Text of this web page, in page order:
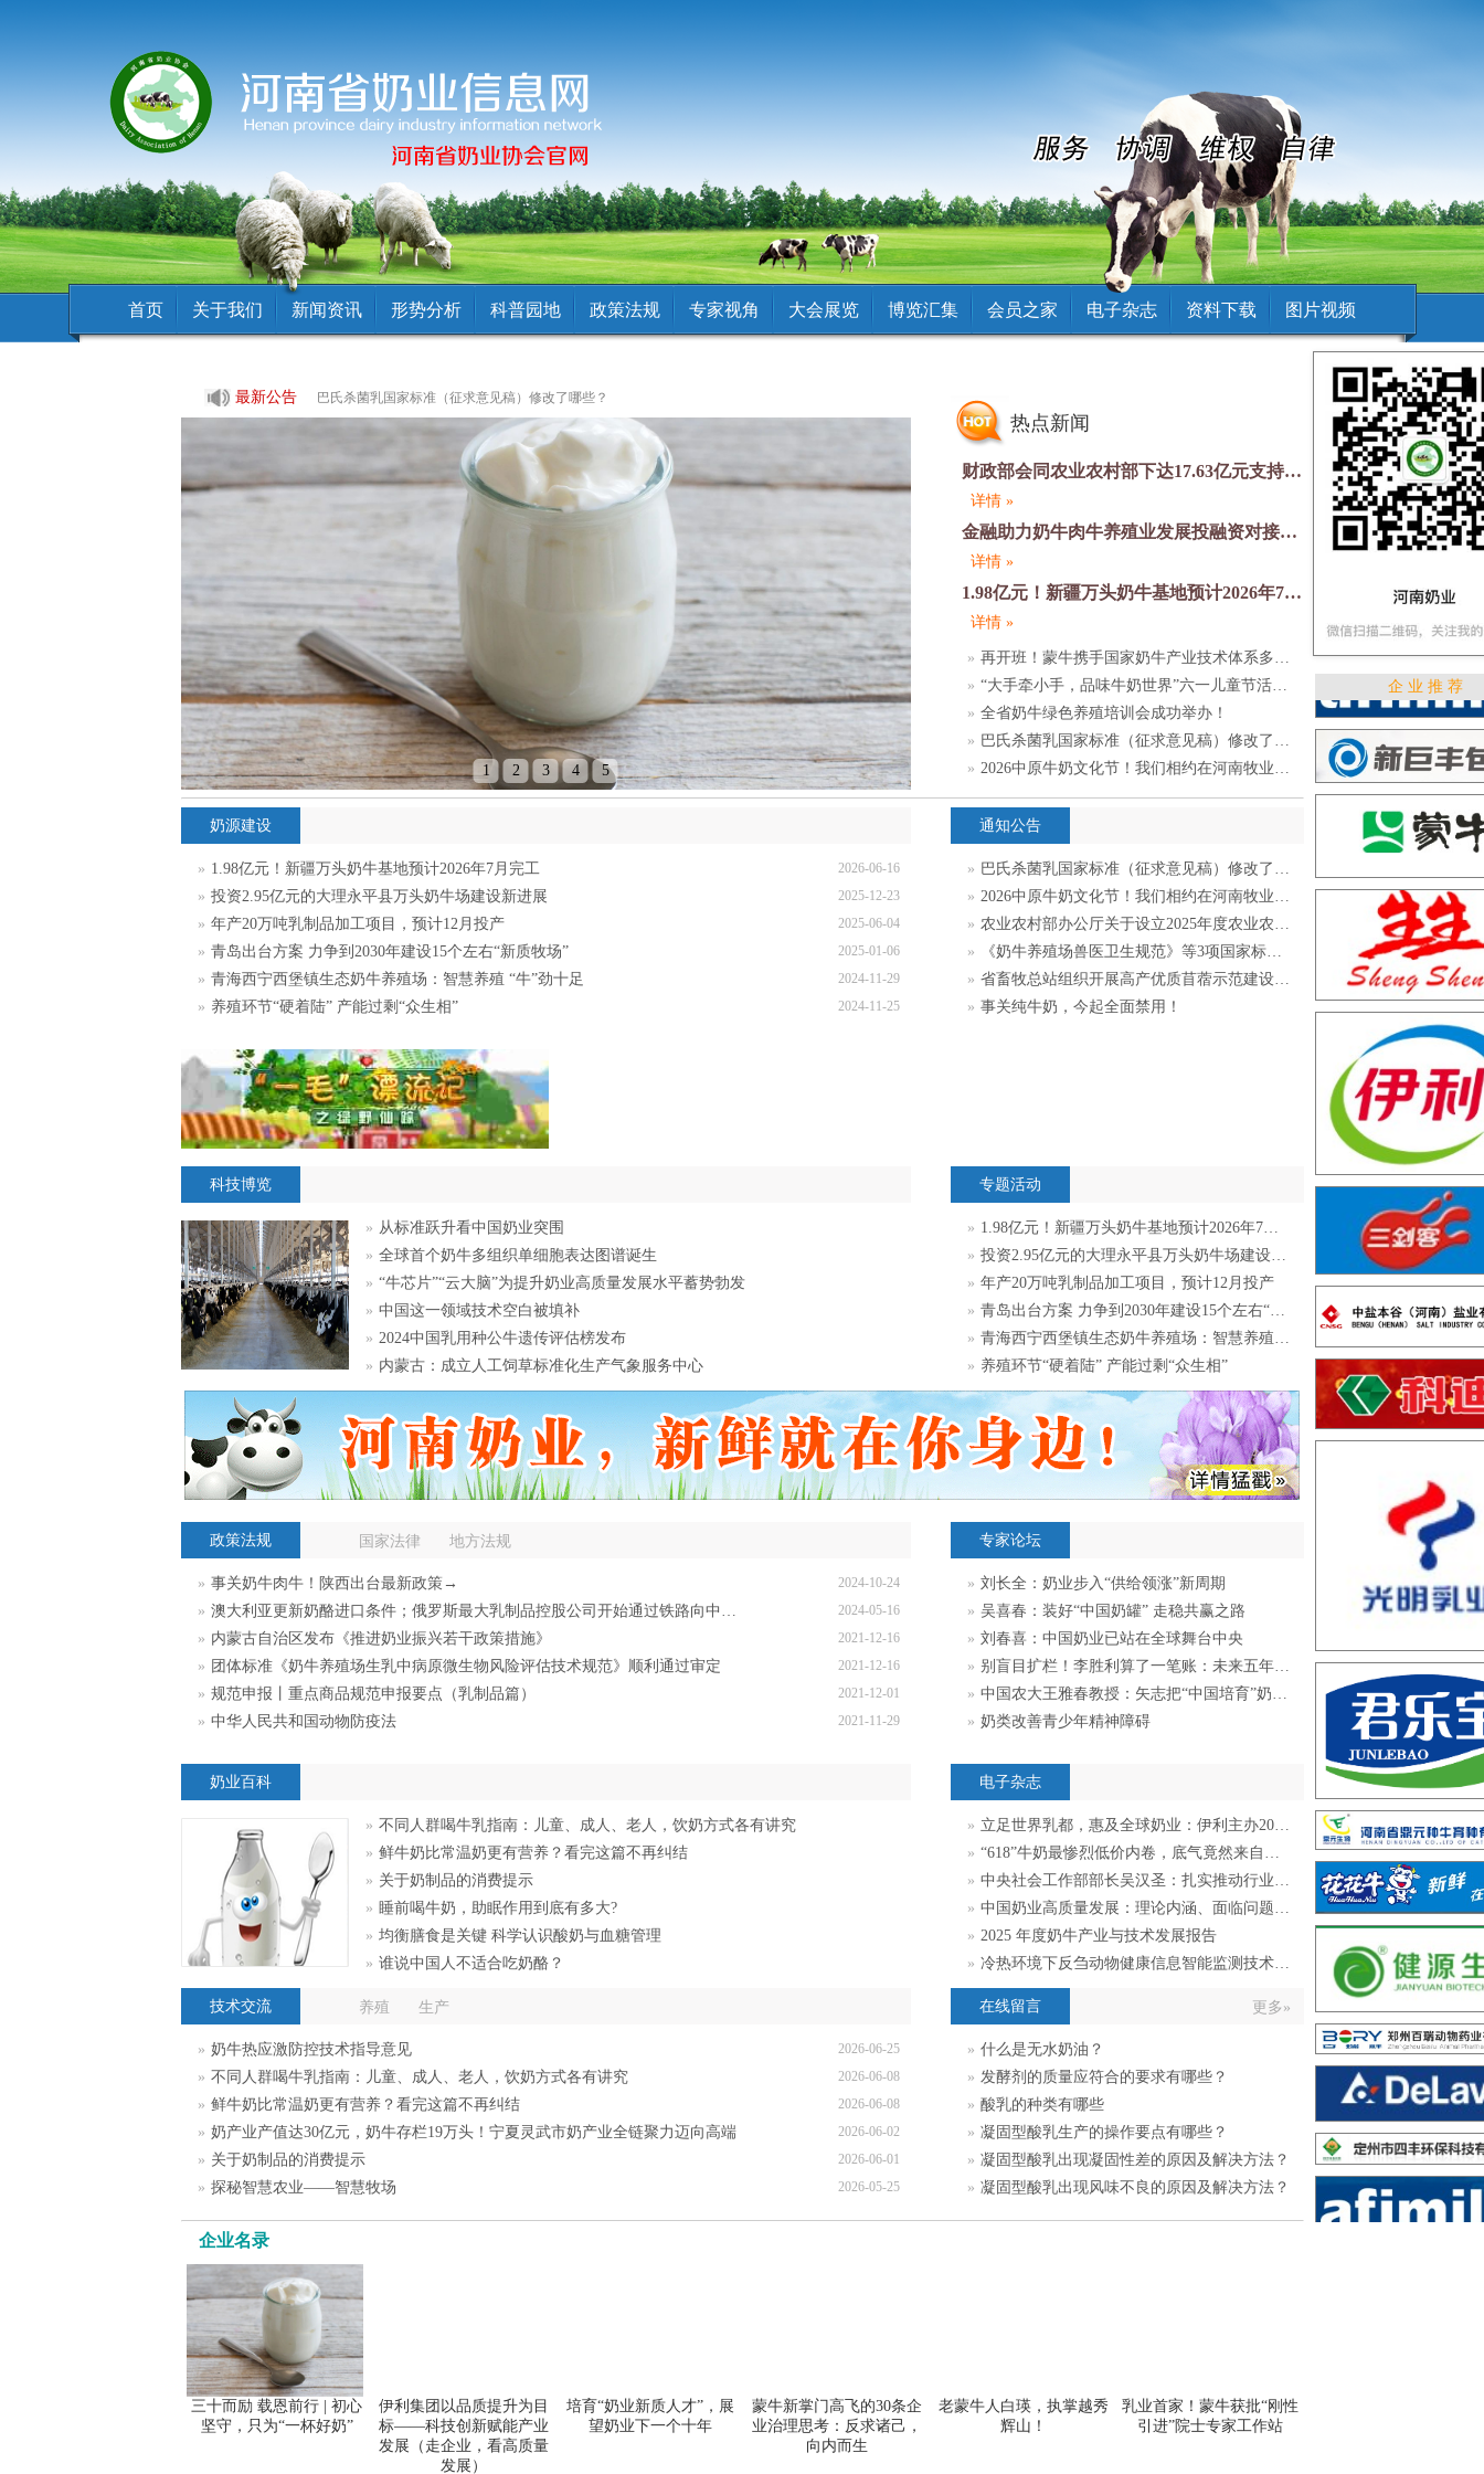
首页 关于我们 新闻资讯 形势分析 科普园地 政策法规 专家视角 大会展览 博览汇集 会员之家 电子杂志 资料下载 图片视频
企 业 推 荐
最新公告 巴氏杀菌乳国家标准（征求意见稿）修改了哪些？
1 2 3 4 5
热点新闻
财政部会同农业农村部下达17.63亿元支持农业防灾减灾
详情 »
金融助力奶牛肉牛养殖业发展投融资对接活动在郑州举办
详情 »
1.98亿元！新疆万头奶牛基地预计2026年7月完工
详情 »
» 再开班！蒙牛携手国家奶牛产业技术体系多维度培养奶业人才
» “大手牵小手，品味牛奶世界”六一儿童节活动圆满落幕！
» 全省奶牛绿色养殖培训会成功举办！
» 巴氏杀菌乳国家标准（征求意见稿）修改了哪些？
» 2026中原牛奶文化节！我们相约在河南牧业经济学院
奶源建设
2026-06-16
» 1.98亿元！新疆万头奶牛基地预计2026年7月完工
2025-12-23
» 投资2.95亿元的大理永平县万头奶牛场建设新进展
2025-06-04
» 年产20万吨乳制品加工项目，预计12月投产
2025-01-06
» 青岛出台方案 力争到2030年建设15个左右“新质牧场”
2024-11-29
» 青海西宁西堡镇生态奶牛养殖场：智慧养殖 “牛”劲十足
2024-11-25
» 养殖环节“硬着陆” 产能过剩“众生相”
通知公告
» 巴氏杀菌乳国家标准（征求意见稿）修改了哪些？
» 2026中原牛奶文化节！我们相约在河南牧业经济学院
» 农业农村部办公厅关于设立2025年度农业农村部现代农业科技试验示范基地的通知
»
《奶牛养殖场兽医卫生规范》等3项国家标准文本发布
» 省畜牧总站组织开展高产优质苜蓿示范建设项目调研与技术指导
» 事关纯牛奶，今起全面禁用！
科技博览
» 从标准跃升看中国奶业突围
» 全球首个奶牛多组织单细胞表达图谱诞生
» “牛芯片”“云大脑”为提升奶业高质量发展水平蓄势勃发
» 中国这一领域技术空白被填补
» 2024中国乳用种公牛遗传评估榜发布
» 内蒙古：成立人工饲草标准化生产气象服务中心
专题活动
» 1.98亿元！新疆万头奶牛基地预计2026年7月完工
» 投资2.95亿元的大理永平县万头奶牛场建设新进展
» 年产20万吨乳制品加工项目，预计12月投产
» 青岛出台方案 力争到2030年建设15个左右“新质牧场”
» 青海西宁西堡镇生态奶牛养殖场：智慧养殖 “牛”劲十足
» 养殖环节“硬着陆” 产能过剩“众生相”
政策法规 国家法律 地方法规
2024-10-24
» 事关奶牛肉牛！陕西出台最新政策→
2024-05-16
» 澳大利亚更新奶酪进口条件；俄罗斯最大乳制品控股公司开始通过铁路向中国供应牛奶；立陶宛拟修订奶油和奶油制品质量法规
2021-12-16
» 内蒙古自治区发布《推进奶业振兴若干政策措施》
2021-12-16
» 团体标准《奶牛养殖场生乳中病原微生物风险评估技术规范》顺利通过审定
2021-12-01
» 规范申报丨重点商品规范申报要点（乳制品篇）
2021-11-29
» 中华人民共和国动物防疫法
专家论坛
» 刘长全：奶业步入“供给领涨”新周期
» 吴喜春：装好“中国奶罐” 走稳共赢之路
» 刘春喜：中国奶业已站在全球舞台中央
» 别盲目扩栏！李胜利算了一笔账：未来五年年均只需新增10万头奶牛
» 中国农大王雅春教授：矢志把“中国培育”奶牛送上国际PK台
» 奶类改善青少年精神障碍
奶业百科
» 不同人群喝牛乳指南：儿童、成人、老人，饮奶方式各有讲究
» 鲜牛奶比常温奶更有营养？看完这篇不再纠结
» 关于奶制品的消费提示
» 睡前喝牛奶，助眠作用到底有多大?
» 均衡膳食是关键 科学认识酸奶与血糖管理
» 谁说中国人不适合吃奶酪？
电子杂志
» 立足世界乳都，惠及全球奶业：伊利主办2026年世界奶业大会可持续发展论坛，发出后2030共创美好时代强音
» “618”牛奶最惨烈低价内卷，底气竟然来自上游持续低位的生鲜乳成本？
» 中央社会工作部部长吴汉圣：扎实推动行业协会商会深化改革迈出新步伐
» 中国奶业高质量发展：理论内涵、面临问题与重点任务
» 2025 年度奶牛产业与技术发展报告
» 冷热环境下反刍动物健康信息智能监测技术研究进展
技术交流 养殖 生产
2026-06-25
» 奶牛热应激防控技术指导意见
2026-06-08
» 不同人群喝牛乳指南：儿童、成人、老人，饮奶方式各有讲究
2026-06-08
» 鲜牛奶比常温奶更有营养？看完这篇不再纠结
2026-06-02
» 奶产业产值达30亿元，奶牛存栏19万头！宁夏灵武市奶产业全链聚力迈向高端
2026-06-01
» 关于奶制品的消费提示
2026-05-25
» 探秘智慧农业——智慧牧场
在线留言 更多»
» 什么是无水奶油？
» 发酵剂的质量应符合的要求有哪些？
» 酸乳的种类有哪些
» 凝固型酸乳生产的操作要点有哪些？
» 凝固型酸乳出现凝固性差的原因及解决方法？
» 凝固型酸乳出现风味不良的原因及解决方法？
企业名录
三十而励 载恩前行 | 初心
坚守，只为“一杯好奶”
伊利集团以品质提升为目
标——科技创新赋能产业
发展（走企业，看高质量
发展）
培育“奶业新质人才”，展
望奶业下一个十年
蒙牛新掌门高飞的30条企
业治理思考：反求诸己，
向内而生
老蒙牛人白瑛，执掌越秀
辉山！
乳业首家！蒙牛获批“刚性
引进”院士专家工作站